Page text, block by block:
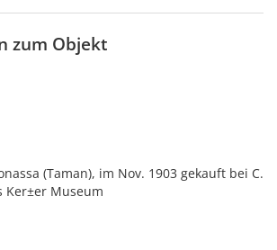
zum Objekt
(Taman), im Nov. 1903 gekauft bei C.
Ker±er Museum